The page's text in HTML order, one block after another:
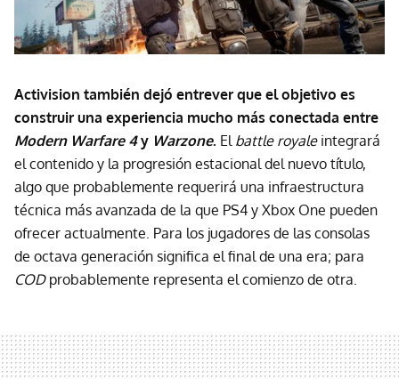
Activision también dejó entrever que el objetivo es
construir una experiencia mucho más conectada entre
Modern Warfare 4y Warzone. El battle royale integrará
el contenido y la progresión estacional del nuevo título,
algo que probablemente requerirá una infraestructura
técnica más avanzada de la que PS4 y Xbox One pueden
ofrecer actualmente. Para los jugadores de las consolas
de octava generación significa el final de una era; para
COD probablemente representa el comienzo de otra.